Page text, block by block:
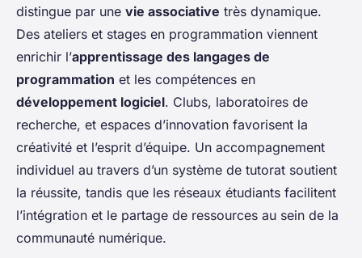
distingue par une vie associative très dynamique.
Des ateliers et stages en programmation viennent
enrichir l’apprentissage des langages de
programmation et les compétences en
développement logiciel. Clubs, laboratoires de
recherche, et espaces d’innovation favorisent la
créativité et l’esprit d’équipe. Un accompagnement
individuel au travers d’un système de tutorat soutient
la réussite, tandis que les réseaux étudiants facilitent
l’intégration et le partage de ressources au sein de la
communauté numérique.